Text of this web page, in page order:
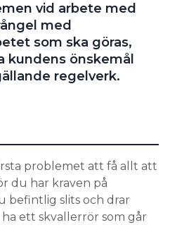
vid arbete med
med
som ska göras,
kundens önskemål
regelverk.
problemet att få allt att
du har kraven på
befintlig slits och drar
ett skvallerrör som går